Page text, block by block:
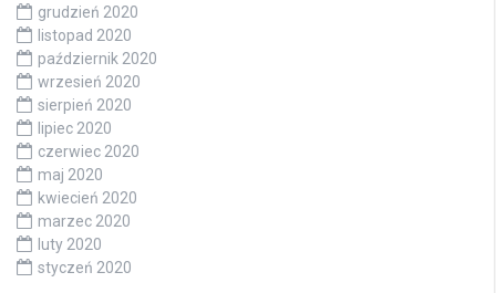
grudzień 2020
listopad 2020
październik 2020
wrzesień 2020
sierpień 2020
lipiec 2020
czerwiec 2020
maj 2020
kwiecień 2020
marzec 2020
luty 2020
styczeń 2020